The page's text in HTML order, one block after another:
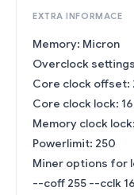
EXTRA INFORMACE
Memory: Micron
Overclock settings
Core clock offset:
Core clock lock:
Memory clock
Powerlimit: 250
Miner options for
--coff 255 --cclk